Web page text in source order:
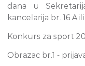
dana u
kancelarija br. 16 A
Konkurs za sport
Obrazac br.1 -